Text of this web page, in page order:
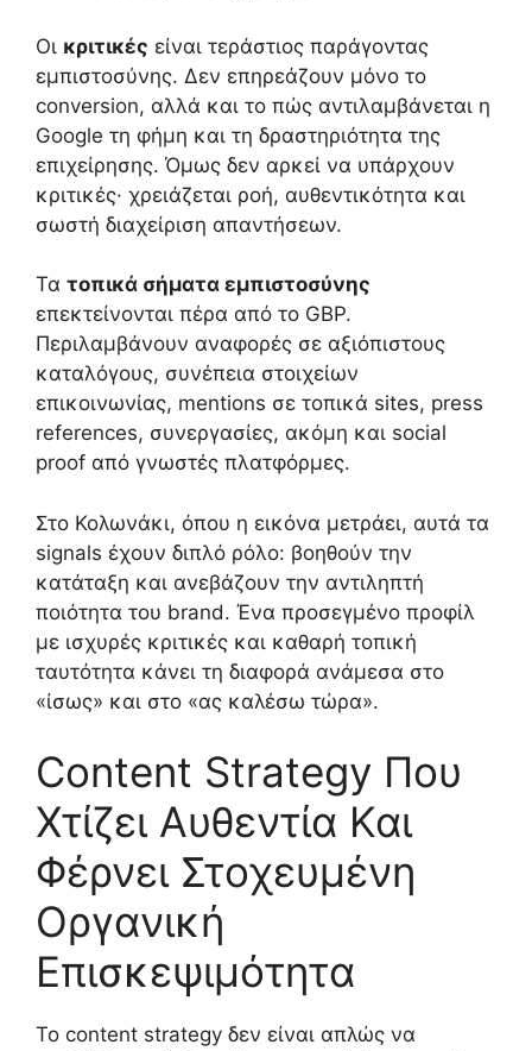
Οι κριτικές είναι τεράστιος παράγοντας
εμπιστοσύνης. Δεν επηρεάζουν μόνο το
conversion, αλλά και το πώς αντιλαμβάνεται η
Google τη φήμη και τη δραστηριότητα της
επιχείρησης. Όμως δεν αρκεί να υπάρχουν
κριτικές· χρειάζεται ροή, αυθεντικότητα και
σωστή διαχείριση απαντήσεων.
Τα τοπικά σήματα εμπιστοσύνης
επεκτείνονται πέρα από το GBP.
Περιλαμβάνουν αναφορές σε αξιόπιστους
καταλόγους, συνέπεια στοιχείων
επικοινωνίας, mentions σε τοπικά sites, press
references, συνεργασίες, ακόμη και social
proof από γνωστές πλατφόρμες.
Στο Κολωνάκι, όπου η εικόνα μετράει, αυτά τα
signals έχουν διπλό ρόλο: βοηθούν την
κατάταξη και ανεβάζουν την αντιληπτή
ποιότητα του brand. Ένα προσεγμένο προφίλ
με ισχυρές κριτικές και καθαρή τοπική
ταυτότητα κάνει τη διαφορά ανάμεσα στο
«ίσως» και στο «ας καλέσω τώρα».
Content Strategy Που
Χτίζει Αυθεντία Και
Φέρνει Στοχευμένη
Οργανική
Επισκεψιμότητα
Το content strategy δεν είναι απλώς να